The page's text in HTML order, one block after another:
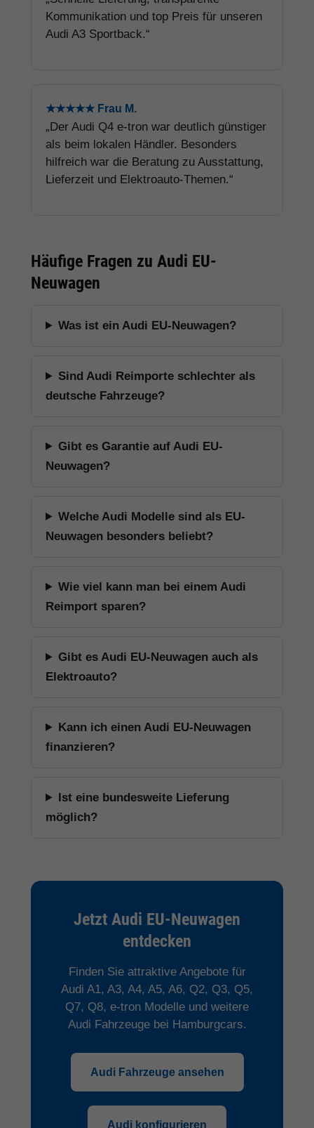
Kommunikation und top Preis für unseren
Audi A3 Sportback.“
★★★★★ Frau M.
„Der Audi Q4 e-tron war deutlich günstiger
als beim lokalen Händler. Besonders
hilfreich war die Beratung zu Ausstattung,
Lieferzeit und Elektroauto-Themen.“
Häufige Fragen zu Audi EU-
Neuwagen
Was ist ein Audi EU-Neuwagen?
Sind Audi Reimporte schlechter als
deutsche Fahrzeuge?
Gibt es Garantie auf Audi EU-
Neuwagen?
Welche Audi Modelle sind als EU-
Neuwagen besonders beliebt?
Wie viel kann man bei einem Audi
Reimport sparen?
Gibt es Audi EU-Neuwagen auch als
Elektroauto?
Kann ich einen Audi EU-Neuwagen
finanzieren?
Ist eine bundesweite Lieferung
möglich?
Jetzt Audi EU-Neuwagen
entdecken
Finden Sie attraktive Angebote für
Audi A1, A3, A4, A5, A6, Q2, Q3, Q5,
Q7, Q8, e-tron Modelle und weitere
Audi Fahrzeuge bei Hamburgcars.
Audi Fahrzeuge ansehen
Audi konfigurieren